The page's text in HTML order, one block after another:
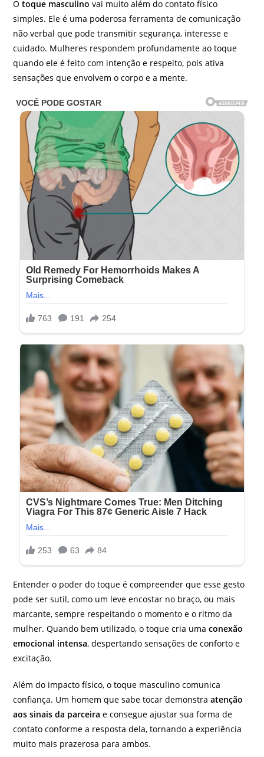
Otoque masculino vai muito além do contato físico
simples. Ele é uma poderosa ferramenta de comunicação
não verbal que pode transmitir segurança, interesse e
cuidado. Mulheres respondem profundamente ao toque
quando ele é feito com intenção e respeito, pois ativa
sensações que envolvem o corpo e a mente.
Entender o poder do toque é compreender que esse gesto
pode ser sutil, como um leve encostar no braço, ou mais
marcante, sempre respeitando o momento e o ritmo da
mulher. Quando bem utilizado, o toque cria umaconexão
emocional intensa, despertando sensações de conforto e
excitação.
Além do impacto físico, o toque masculino comunica
confiança. Um homem que sabe tocar demonstraatenção
aos sinais da parceira e consegue ajustar sua forma de
contato conforme a resposta dela, tornando a experiência
muito mais prazerosa para ambos.